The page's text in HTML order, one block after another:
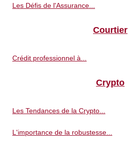
Les Défis de l'Assurance...
Courtier
Crédit professionnel à...
Crypto
Les Tendances de la Crypto...
L'importance de la robustesse...